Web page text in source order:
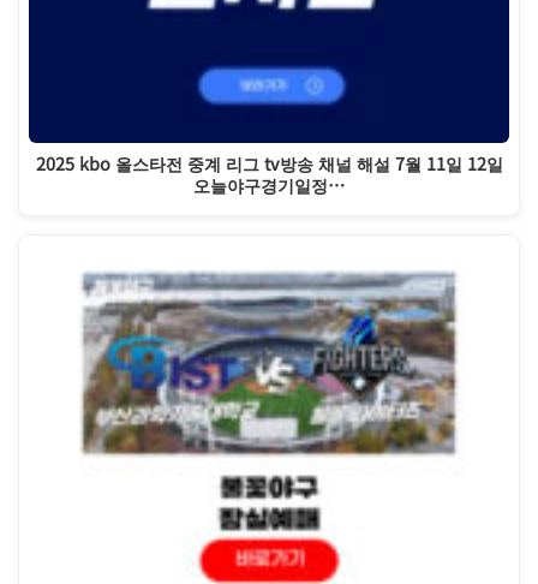
2025 kbo 올스타전 중계 리그 tv방송 채널 해설 7월 11일 12일
오늘야구경기일정…